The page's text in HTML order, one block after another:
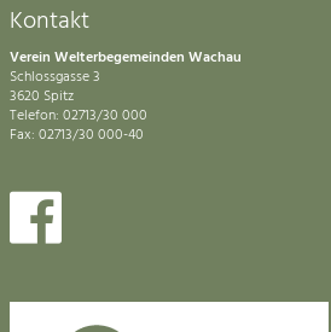
Kontakt
Verein Welterbegemeinden Wachau
Schlossgasse 3
3620 Spitz
Telefon: 02713/30 000
Fax: 02713/30 000-40